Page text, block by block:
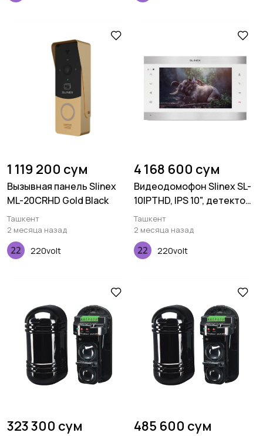
1 119 200 сум
Вызывная панель Slinex
ML-20CRHD Gold Black
Ташкент
2 месяца назад
220volt
4 168 600 сум
Видеодомофон Slinex SL-
10IPTHD, IPS 10", детектор
движения,
переадресация,
серебристый белый
Ташкент
2 месяца назад
220volt
323 300 сум 485 600 сум